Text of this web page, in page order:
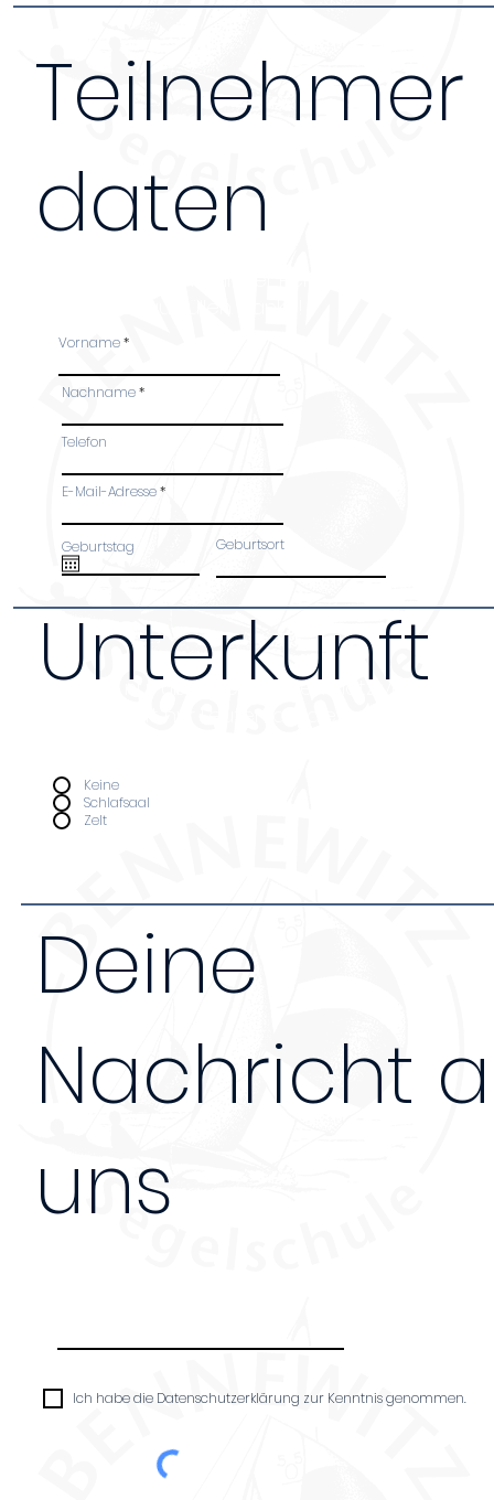
Ich habe die Datenschutzerklärung zur Kenntnis genommen.
Teilnehmer
daten
Keine
Schlafsaal
Zelt
Vorname
Nachname
E-Mail-Adresse
Telefon
Geburtsort
Geburtstag
Deine
Nachricht
uns
Da wir nur über begrenzten Platz verfügen
Unterkunft